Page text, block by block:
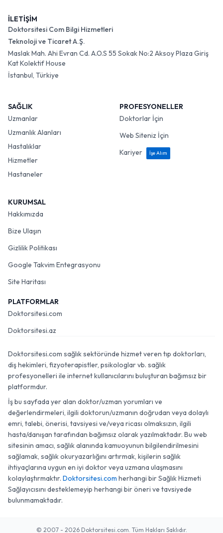
İLETİŞİM
Doktorsitesi Com Bilgi Hizmetleri
Teknoloji ve Ticaret A.Ş.
Maslak Mah. Ahi Evran Cd. A.O.S 55 Sokak No:2 Aksoy Plaza Giriş
Kat Kolektif House
İstanbul, Türkiye
SAĞLIK
Uzmanlar
Uzmanlık Alanları
Hastalıklar
Hizmetler
Hastaneler
PROFESYONELLER
Doktorlar İçin
Web Siteniz İçin
Kariyer
İşe Alım
KURUMSAL
Hakkımızda
Bize Ulaşın
Gizlilik Politikası
Google Takvim Entegrasyonu
Site Haritası
PLATFORMLAR
Doktorsitesi.com
Doktorsitesi.az
Doktorsitesi.com sağlık sektöründe hizmet veren tıp doktorları,
diş hekimleri, fizyoterapistler, psikologlar vb. sağlık
profesyonelleri ile internet kullanıcılarını buluşturan bağımsız bir
platformdur.
İş bu sayfada yer alan doktor/uzman yorumları ve
değerlendirmeleri, ilgili doktorun/uzmanın doğrudan veya dolaylı
emri, talebi, önerisi, tavsiyesi ve/veya ricası olmaksızın, ilgili
hasta/danışan tarafından bağımsız olarak yazılmaktadır. Bu web
sitesinin amacı, sağlık alanında kamuoyunun bilgilendirilmesini
sağlamak, sağlık okuryazarlığını artırmak, kişilerin sağlık
ihtiyaçlarına uygun en iyi doktor veya uzmana ulaşmasını
kolaylaştırmaktır. Doktorsitesi.com herhangi bir Sağlık Hizmeti
Sağlayıcısını desteklemeyip herhangi bir öneri ve tavsiyede
bulunmamaktadır.
© 2007 - 2026 Doktorsitesi.com. Tüm Hakları Saklıdır.